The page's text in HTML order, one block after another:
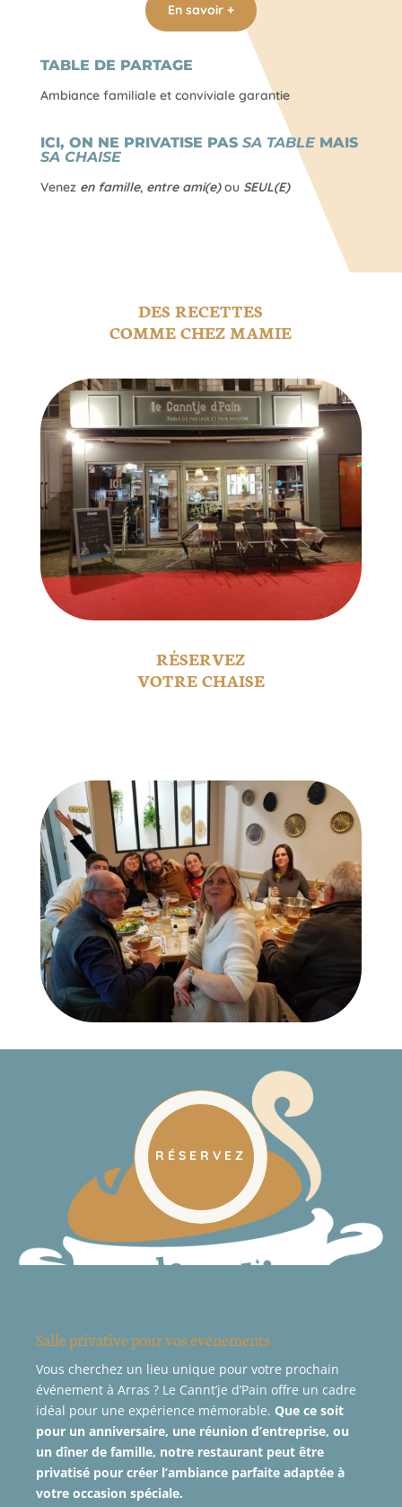
En savoir +
TABLE DE PARTAGE
Ambiance familiale et conviviale garantie
ICI, ON NE PRIVATISE PAS SA TABLEMAIS
SA CHAISE
Venez en famille, entre ami(e)ou SEUL(E)
DES RECETTES
COMME CHEZ MAMIE
RÉSERVEZ
VOTRE CHAISE
RÉSERVEZ
Salle privative pour vos événements
Vous cherchez un lieu unique pour votre prochain
événement à Arras ? Le Cannt’je d’Pain offre un cadre
idéal pour une expérience mémorable. Que ce soit
pour un anniversaire, une réunion d’entreprise, ou
un dîner de famille, notre restaurant peut être
privatisé pour créer l’ambiance parfaite adaptée à
votre occasion spéciale.